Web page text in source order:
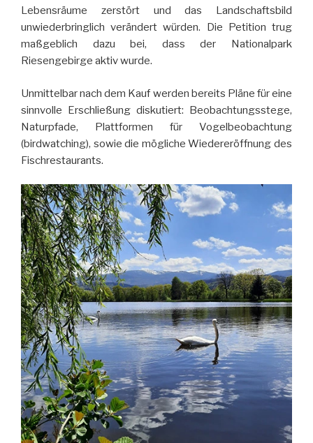
Lebensräume zerstört und das Landschaftsbild
unwiederbringlich verändert würden. Die Petition trug
maßgeblich dazu bei, dass der Nationalpark
Riesengebirge aktiv wurde.
Unmittelbar nach dem Kauf werden bereits Pläne für eine
sinnvolle Erschließung diskutiert: Beobachtungsstege,
Naturpfade, Plattformen für Vogelbeobachtung
(birdwatching), sowie die mögliche Wiedereröffnung des
Fischrestaurants.